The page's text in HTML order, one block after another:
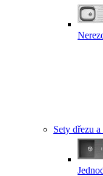
Sety dřezu a